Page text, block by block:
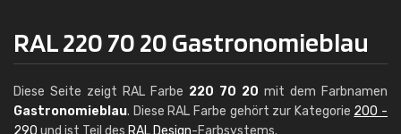
RAL 220 70 20 Gastronomieblau
Diese Seite zeigt RAL Farbe 220 70 20 mit dem Farbnamen
Gastronomieblau. Diese RAL Farbe gehört zur Kategorie 200 -
290 und ist Teil des RAL Design-Farbsystems.